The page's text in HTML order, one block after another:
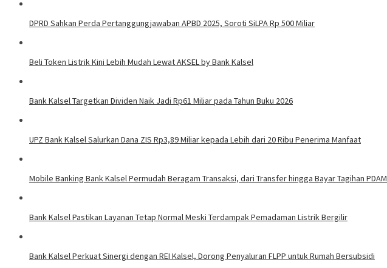
DPRD Sahkan Perda Pertanggungjawaban APBD 2025, Soroti SiLPA Rp 500 Miliar
Beli Token Listrik Kini Lebih Mudah Lewat AKSEL by Bank Kalsel
Bank Kalsel Targetkan Dividen Naik Jadi Rp61 Miliar pada Tahun Buku 2026
UPZ Bank Kalsel Salurkan Dana ZIS Rp3,89 Miliar kepada Lebih dari 20 Ribu Penerima Manfaat
Mobile Banking Bank Kalsel Permudah Beragam Transaksi, dari Transfer hingga Bayar Tagihan PDAM
Bank Kalsel Pastikan Layanan Tetap Normal Meski Terdampak Pemadaman Listrik Bergilir
Bank Kalsel Perkuat Sinergi dengan REI Kalsel, Dorong Penyaluran FLPP untuk Rumah Bersubsidi